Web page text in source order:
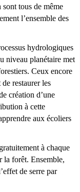
tous de même
l’ensemble des
hydrologiques
niveau planétaire met
Ceux encore
restaurer les
création d’une
à cette
aux écoliers
à chaque
la forêt. Ensemble,
de serre par